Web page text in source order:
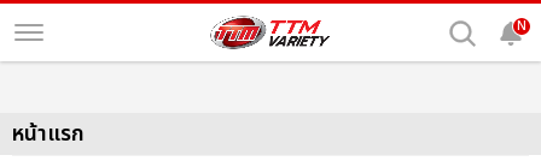
N
หน้าแรก